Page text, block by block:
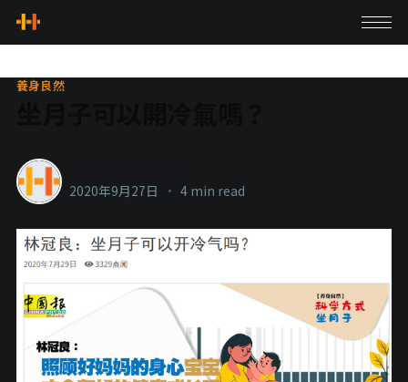
養身良然
2020年9月27日 • 4 min read